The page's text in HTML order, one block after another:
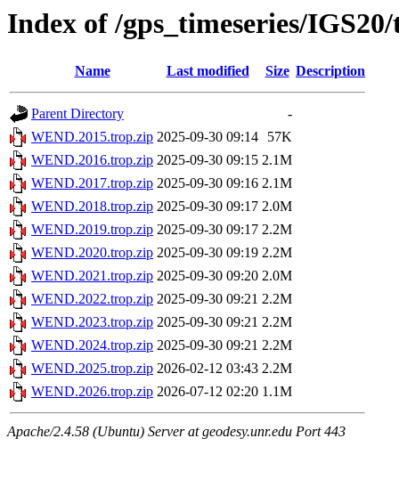
Index of /gps_timeseries/
Name Last modified Size Description
Parent Directory
-
WEND.2015.trop.zip 2025-09-30 09:14
57K
WEND.2016.trop.zip 2025-09-30 09:15 2.1M
WEND.2017.trop.zip 2025-09-30 09:16 2.1M
WEND.2018.trop.zip 2025-09-30 09:17 2.0M
WEND.2019.trop.zip 2025-09-30 09:17 2.2M
WEND.2020.trop.zip 2025-09-30 09:19 2.2M
WEND.2021.trop.zip 2025-09-30 09:20 2.0M
WEND.2022.trop.zip 2025-09-30 09:21 2.2M
WEND.2023.trop.zip 2025-09-30 09:21 2.2M
WEND.2024.trop.zip 2025-09-30 09:21 2.2M
WEND.2025.trop.zip 2026-02-12 03:43 2.2M
WEND.2026.trop.zip 2026-07-12 02:20 1.1M
Apache/2.4.58 (Ubuntu) Server at geodesy.unr.edu Port 443